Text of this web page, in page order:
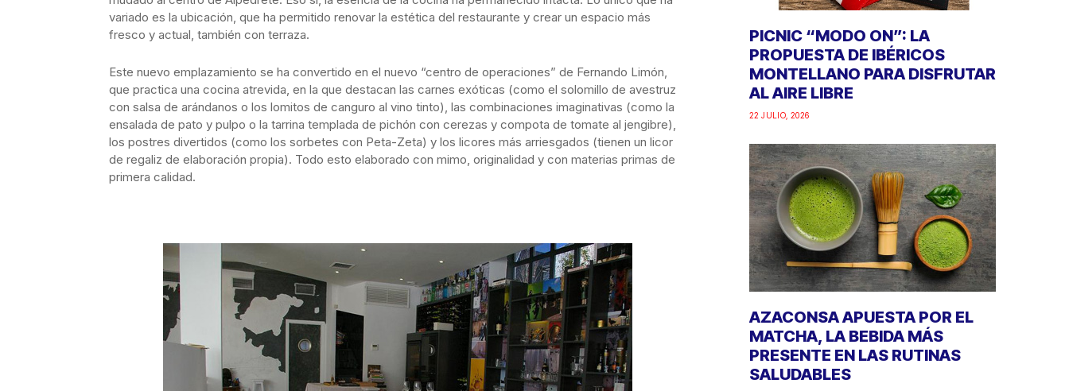
variado es la ubicación, que ha permitido renovar la estética del restaurante y crear un espacio más
fresco y actual, también con terraza.
Este nuevo emplazamiento se ha convertido en el nuevo “centro de operaciones” de Fernando Limón,
que practica una cocina atrevida, en la que destacan las carnes exóticas (como el solomillo de avestruz
con salsa de arándanos o los lomitos de canguro al vino tinto), las combinaciones imaginativas (como la
ensalada de pato y pulpo o la tarrina templada de pichón con cerezas y compota de tomate al jengibre),
los postres divertidos (como los sorbetes con Peta-Zeta) y los licores más arriesgados (tienen un licor
de regaliz de elaboración propia). Todo esto elaborado con mimo, originalidad y con materias primas de
primera calidad.
PICNIC “MODO ON”: LA
PROPUESTA DE IBÉRICOS
MONTELLANO PARA DISFRUTAR
AL AIRE LIBRE
22 JULIO, 2026
AZACONSA APUESTA POR EL
MATCHA, LA BEBIDA MÁS
PRESENTE EN LAS RUTINAS
SALUDABLES